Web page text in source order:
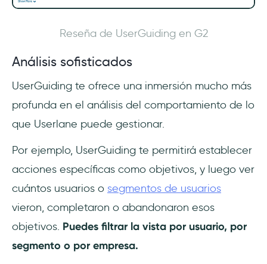
Reseña de UserGuiding en G2
Análisis sofisticados
UserGuiding te ofrece una inmersión mucho más
profunda en el análisis del comportamiento de lo
que Userlane puede gestionar.
Por ejemplo, UserGuiding te permitirá establecer
acciones específicas como objetivos, y luego ver
cuántos usuarios o segmentos de usuarios
vieron, completaron o abandonaron esos
objetivos. Puedes filtrar la vista por usuario, por
segmento o por empresa.